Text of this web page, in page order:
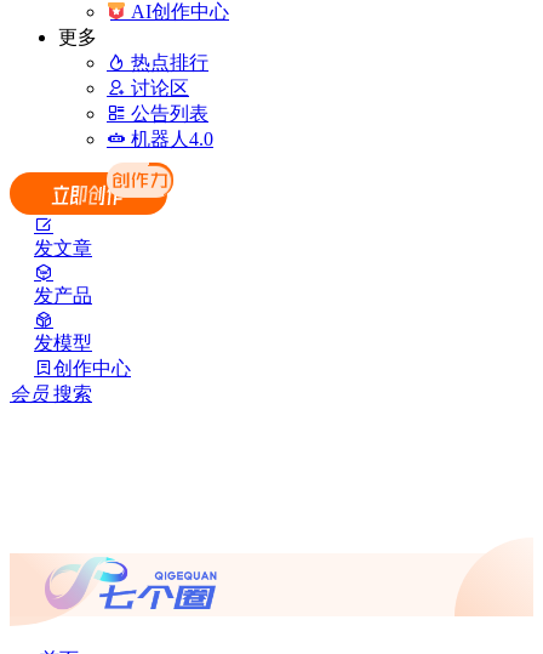
AI创作中心
更多
热点排行
讨论区
公告列表
机器人4.0
发文章
发产品
发模型
创作中心
会员 搜索